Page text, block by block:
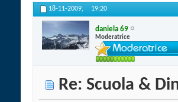
18-11-2009, 19:20
daniela 69
Moderatrice
Re: Scuola &